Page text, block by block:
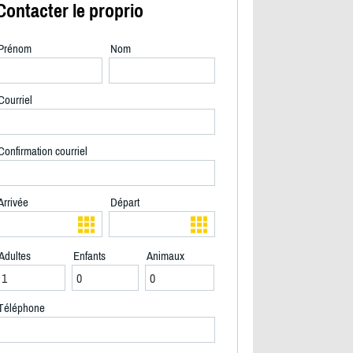
le proprio
Nom
courriel
Départ
Enfants Animaux